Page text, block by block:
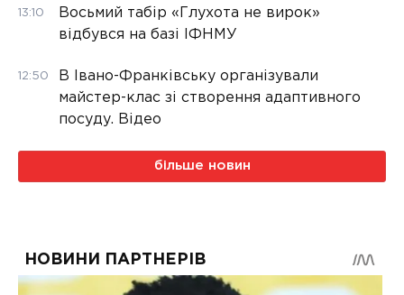
13:10
Восьмий табір «Глухота не вирок»
відбувся на базі ІФНМУ
12:50
В Івано-Франківську організували
майстер-клас зі створення адаптивного
посуду. Відео
більше новин